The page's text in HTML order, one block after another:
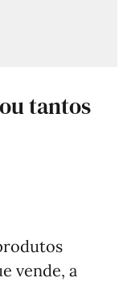
tantos
vende, a